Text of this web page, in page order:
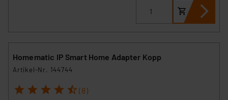
Homematic IP Smart Home Adapter Kopp
Artikel-Nr. 144744
1 2 3 4 5 (8)